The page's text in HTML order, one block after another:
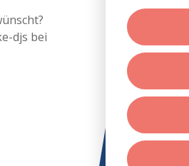
djs bei